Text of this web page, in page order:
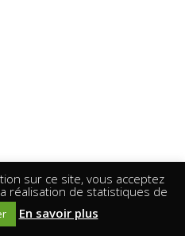
sur ce site, vous acceptez
réalisation de statistiques de
En savoir plus